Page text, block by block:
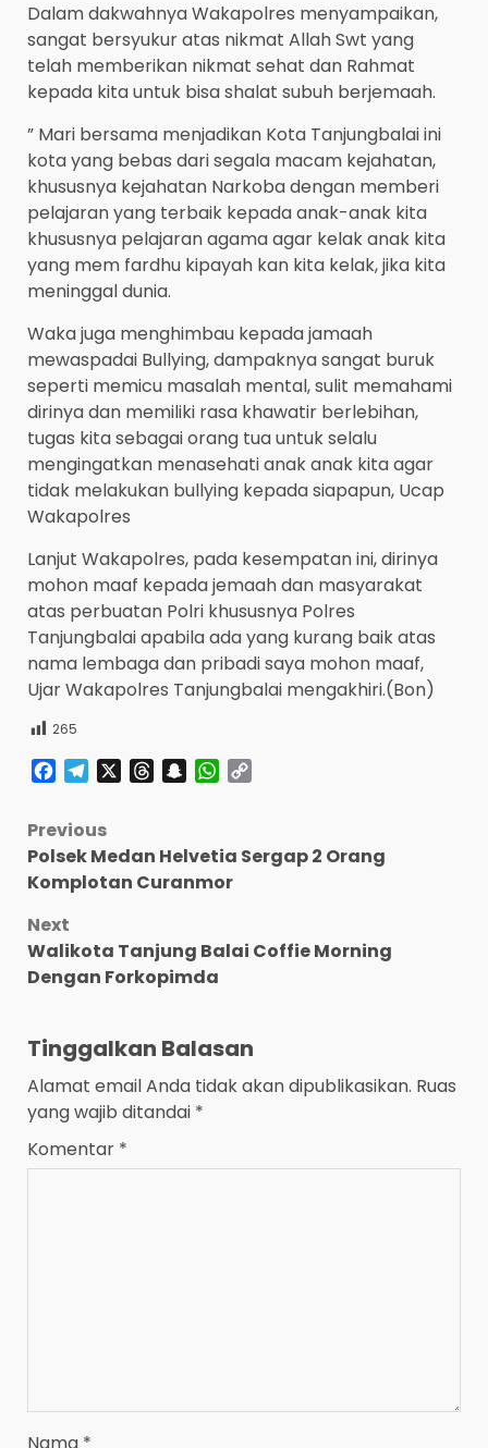
Dalam dakwahnya Wakapolres menyampaikan,
sangat bersyukur atas nikmat Allah Swt yang
telah memberikan nikmat sehat dan Rahmat
kepada kita untuk bisa shalat subuh berjemaah.
” Mari bersama menjadikan Kota Tanjungbalai ini
kota yang bebas dari segala macam kejahatan,
khususnya kejahatan Narkoba dengan memberi
pelajaran yang terbaik kepada anak-anak kita
khususnya pelajaran agama agar kelak anak kita
yang mem fardhu kipayah kan kita kelak, jika kita
meninggal dunia.
Waka juga menghimbau kepada jamaah
mewaspadai Bullying, dampaknya sangat buruk
seperti memicu masalah mental, sulit memahami
dirinya dan memiliki rasa khawatir berlebihan,
tugas kita sebagai orang tua untuk selalu
mengingatkan menasehati anak anak kita agar
tidak melakukan bullying kepada siapapun, Ucap
Wakapolres
Lanjut Wakapolres, pada kesempatan ini, dirinya
mohon maaf kepada jemaah dan masyarakat
atas perbuatan Polri khususnya Polres
Tanjungbalai apabila ada yang kurang baik atas
nama lembaga dan pribadi saya mohon maaf,
Ujar Wakapolres Tanjungbalai mengakhiri.(Bon)
265
Facebook
TelegramThreadsSnapchatWhatsApp
Post
navigation
Previous
Polsek Medan Helvetia Sergap 2 Orang
Komplotan Curanmor
Next
Walikota Tanjung Balai Coffie Morning
Dengan Forkopimda
Tinggalkan Balasan
Alamat email Anda tidak akan dipublikasikan. Ruas
yang wajib ditandai *
Komentar *